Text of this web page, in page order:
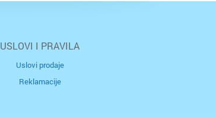
USLOVI I PRAVILA
Uslovi prodaje
Reklamacije